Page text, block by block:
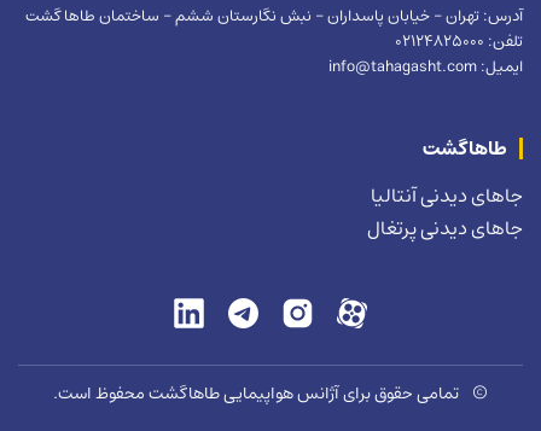
طاهاگشت
جاهای دیدنی آنتالیا
جاهای دیدنی پرتغال
آدرس: تهران – خیابان پاسداران – نبش نگارستان ششم – ساختمان طاها گشت
تلفن: 02124825000
ایمیل: info@tahagasht.com
© تمامی حقوق برای آژانس هواپیمایی طاهاگشت محفوظ است.